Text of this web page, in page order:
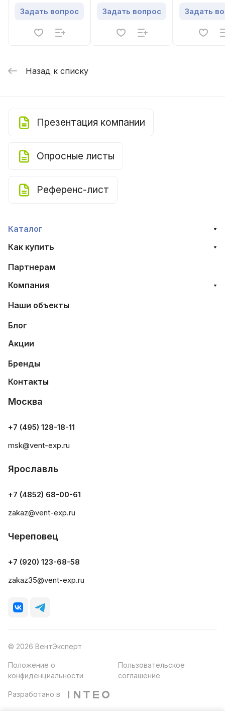
Задать вопрос Задать вопрос Задать
Назад к списку
Презентация компании
Опросные листы
Референс-лист
Каталог
Как купить
Партнерам
Компания
Наши объекты
Блог
Акции
Бренды
Контакты
Москва
+7 (495) 128-18-11
msk@vent-exp.ru
Ярославль
+7 (4852) 68-00-61
zakaz@vent-exp.ru
Череповец
+7 (920) 123-68-58
zakaz35@vent-exp.ru
© 2026 ВентЭксперт
Положение о
конфиденциальности
Пользовательское
соглашение
Разработано в